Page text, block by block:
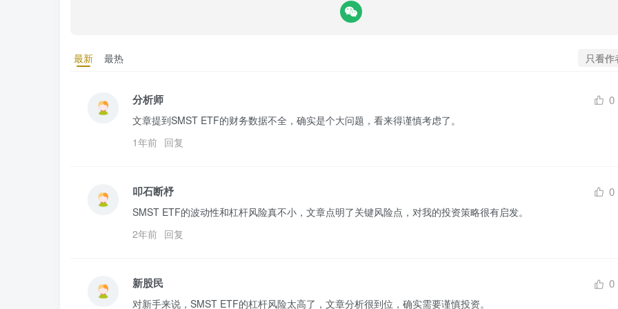
最新 最热 只看作
分析师 0
文章提到SMST ETF的财务数据不全，确实是个大问题，看来得谨慎考虑了。
1年前 回复
叩石断杼 0
SMST ETF的波动性和杠杆风险真不小，文章点明了关键风险点，对我的投资策略很有启发。
2年前 回复
新股民 0
对新手来说，SMST ETF的杠杆风险太高了，文章分析很到位，确实需要谨慎投资。